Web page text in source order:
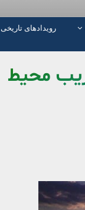
رویدادهای تاریخی
محیط